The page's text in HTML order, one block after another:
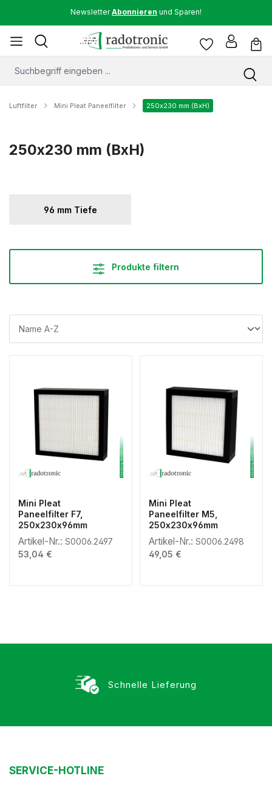
NewsletterAbonnieren und Sparen!
Luftfilter Mini Pleat Paneelfilter 250x230 mm (BxH)
250x230 mm (BxH)
96 mm Tiefe
Produkte filtern
Mini Pleat
Paneelfilter F7,
250x230x96mm
Artikel-Nr.: S0006.2497
Regulärer Preis:
53,04 €
Mini Pleat
Paneelfilter M5,
250x230x96mm
Artikel-Nr.: S0006.2498
Regulärer Preis:
49,05 €
Schnelle Lieferung
SERVICE-HOTLINE